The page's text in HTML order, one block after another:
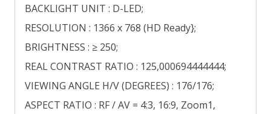
BACKLIGHT UNIT : D-LED;
RESOLUTION : 1366 x 768 (HD Ready};
BRIGHTNESS : ≥ 250;
REAL CONTRAST RATIO : 125,000694444444;
VIEWING ANGLE H/V (DEGREES) : 176/176;
ASPECT RATIO : RF / AV = 4:3, 16:9, Zoom1,